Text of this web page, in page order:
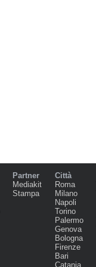
Partner
Mediakit
Stampa
Città
Roma
Milano
Napoli
Torino
Palermo
Genova
Bologna
Firenze
Bari
Catania